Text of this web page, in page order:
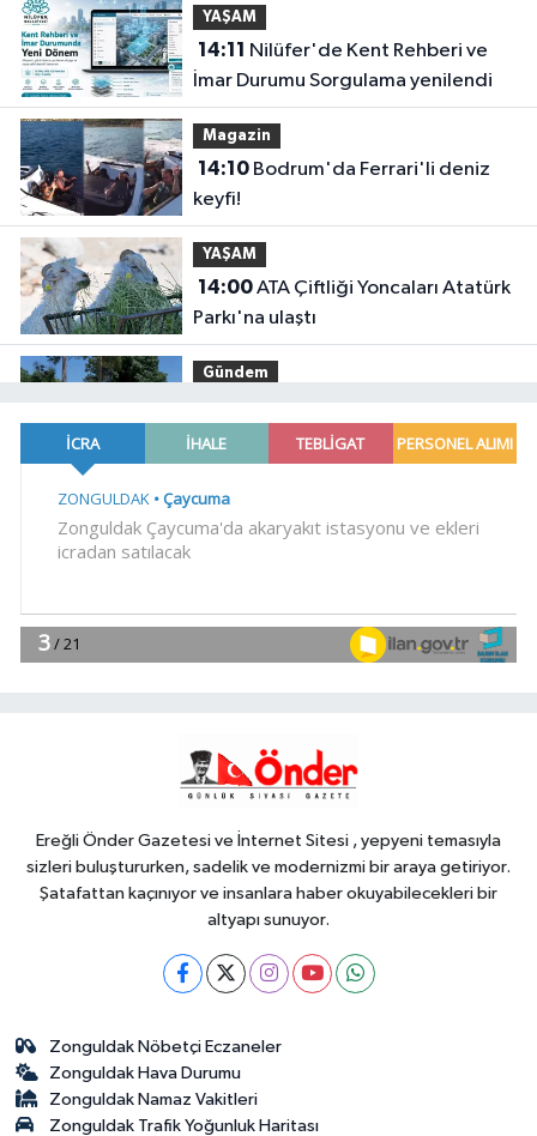
YAŞAM
14:11
İmar Durumu Sorgulama yenilendi
Magazin
14:10Bodrum'da Ferrari'li deniz
keyfi!
YAŞAM
14:00ATA Çiftliği Yoncaları Atatürk
Parkı'na ulaştı
Gündem
Toplantısı bilim insanlarını
buluşturdu
13:45EREYLİN'DE DERMO MARKET
13:22
operasyon
Ereğli Önder Gazetesi ve İnternet Sitesi , yepyeni temasıyla
sizleri buluştururken, sadelik ve modernizmi bir araya getiriyor.
Şatafattan kaçınıyor ve insanlara haber okuyabilecekleri bir
altyapı sunuyor.
Zonguldak Nöbetçi Eczaneler
Zonguldak Hava Durumu
Zonguldak Namaz Vakitleri
Zonguldak Trafik Yoğunluk Haritası